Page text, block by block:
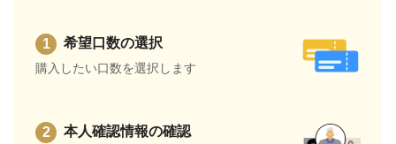
希望口数の選択
購入したい口数を選択します
本人確認情報の確認